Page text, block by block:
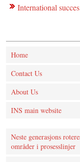
International
Home
Contact Us
About Us
INS main website
Neste generasjons
områder i prosesslinjer